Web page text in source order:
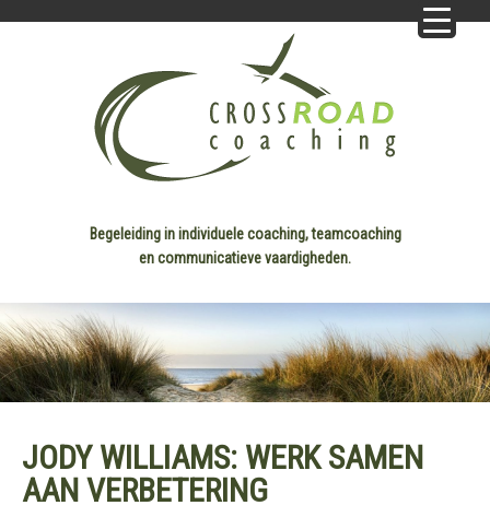
Begeleiding in individuele coaching, teamcoaching
en communicatieve vaardigheden.
JODY WILLIAMS: WERK SAMEN
AAN VERBETERING